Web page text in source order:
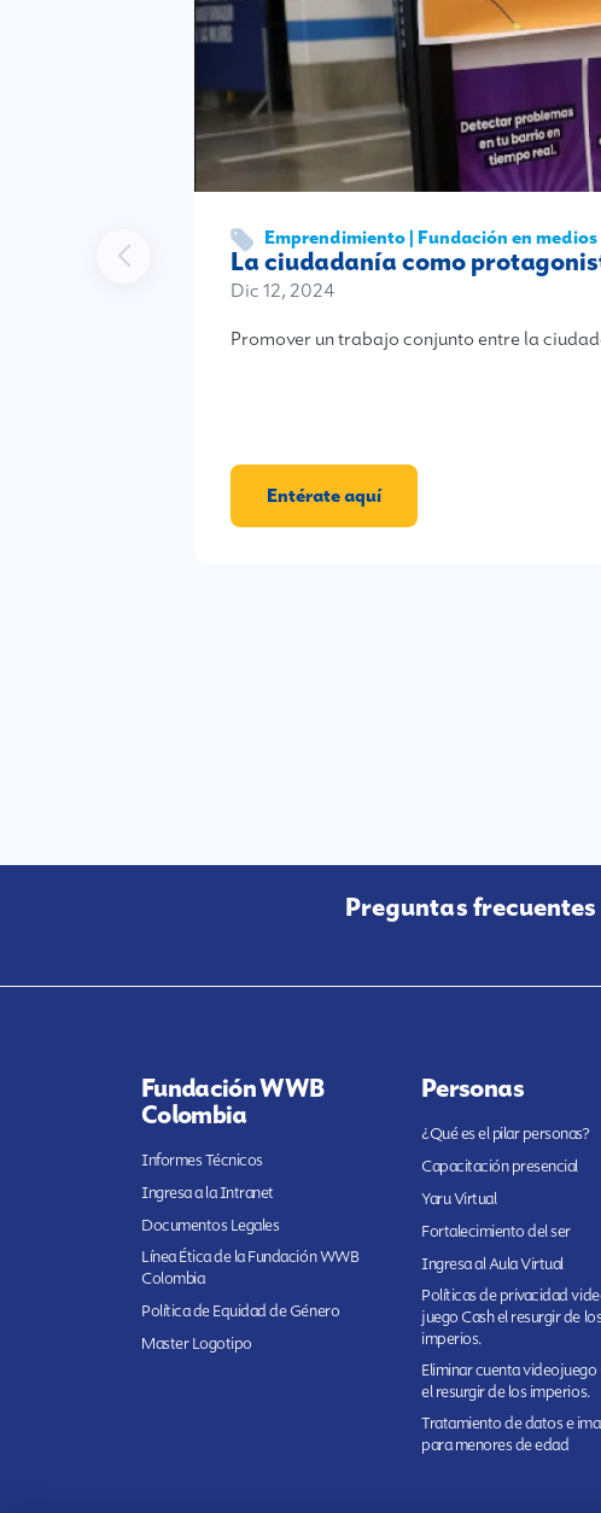
Emprendimiento | Fundación en medios
La ciudadanía como
Dic 12, 2024
Promover un trabajo conjunto entre la
Entérate aquí
Preguntas frecuentes
Fundación WWB
Colombia
Informes Técnicos
Ingresa a la Intranet
Documentos Legales
Línea Ética de la Fundación WWB
Colombia
Política de Equidad de Género
Master Logotipo
Personas
¿Qué es el pilar personas?
Capacitación presencial
Yaru Virtual
Fortalecimiento del ser
Ingresa al Aula Virtual
Políticas de privacidad
juego Cash el resurgir de los
imperios.
Eliminar cuenta videojuego
el resurgir de los imperios.
Tratamiento de datos e
para menores de edad